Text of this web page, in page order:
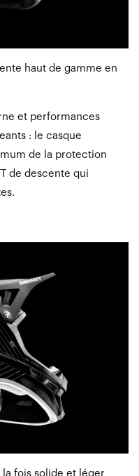
haut de gamme en
et performances
: le casque
de la protection
de descente qui
la fois solide et léger